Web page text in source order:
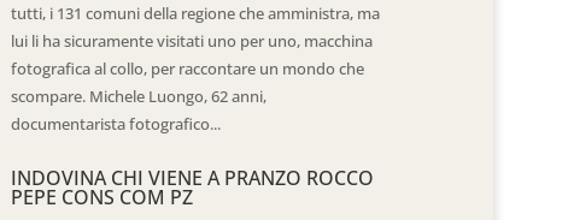
tutti, i 131 comuni della regione che amministra, ma
lui li ha sicuramente visitati uno per uno, macchina
fotografica al collo, per raccontare un mondo che
scompare. Michele Luongo, 62 anni,
documentarista fotografico...
INDOVINA CHI VIENE A PRANZO ROCCO
PEPE CONS COM PZ